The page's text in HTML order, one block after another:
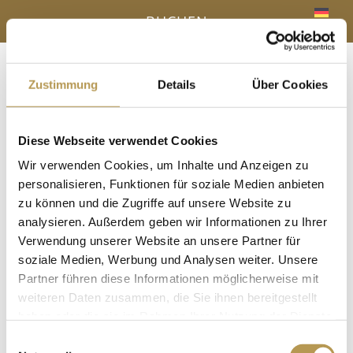
Zustimmung Details Über Cookies
Diese Webseite verwendet Cookies
Wir verwenden Cookies, um Inhalte und Anzeigen zu
personalisieren, Funktionen für soziale Medien anbieten
zu können und die Zugriffe auf unsere Website zu
analysieren. Außerdem geben wir Informationen zu Ihrer
Verwendung unserer Website an unsere Partner für
soziale Medien, Werbung und Analysen weiter. Unsere
Partner führen diese Informationen möglicherweise mit
weiteren Daten zusammen, die Sie ihnen bereitgestellt
a Menü
BUCHEN
« Alle Veranstaltungen
Diese Veranstaltung hat bereits stattgefunden.
Saunaaufguss mit Nancy
7 Juli, 12:30-12:45